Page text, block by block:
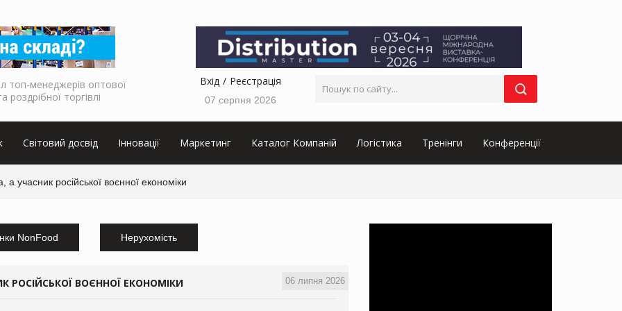
топ-менеджерів оптової
роздрібної торгівлі
Вхід Реєстрація
07 серпня 2026
Світовий досвід Інновації Маркетинг Каталог Компаній Логістика Тренінги Конференції
учасник російської воєнної економіки
NonFood Нерухомість
06 липня 2026
ВОЄННОЇ ЕКОНОМІКИ